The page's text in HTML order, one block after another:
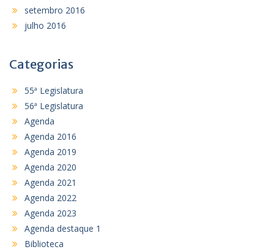
setembro 2016
julho 2016
Categorias
55ª Legislatura
56ª Legislatura
Agenda
Agenda 2016
Agenda 2019
Agenda 2020
Agenda 2021
Agenda 2022
Agenda 2023
Agenda destaque 1
Biblioteca